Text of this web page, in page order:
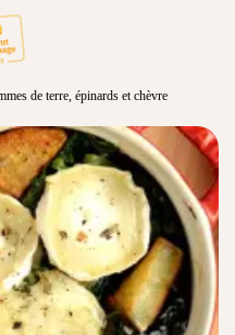
de terre, épinards et chèvre